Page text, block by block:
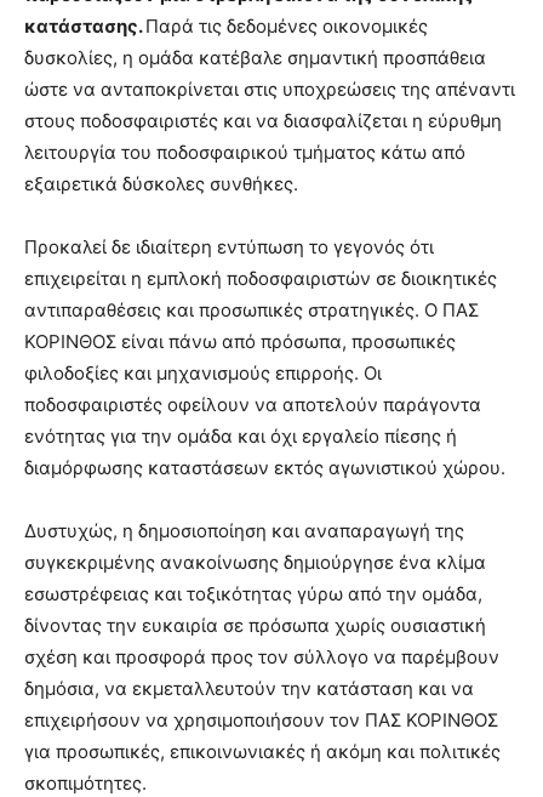
κατάστασης.Παρά τις δεδομένες οικονομικές
δυσκολίες, η ομάδα κατέβαλε σημαντική προσπάθεια
ώστε να ανταποκρίνεται στις υποχρεώσεις της απέναντι
στους ποδοσφαιριστές και να διασφαλίζεται η εύρυθμη
λειτουργία του ποδοσφαιρικού τμήματος κάτω από
εξαιρετικά δύσκολες συνθήκες.
Προκαλεί δε ιδιαίτερη εντύπωση το γεγονός ότι
επιχειρείται η εμπλοκή ποδοσφαιριστών σε διοικητικές
αντιπαραθέσεις και προσωπικές στρατηγικές. Ο ΠΑΣ
ΚΟΡΙΝΘΟΣ είναι πάνω από πρόσωπα, προσωπικές
φιλοδοξίες και μηχανισμούς επιρροής. Οι
ποδοσφαιριστές οφείλουν να αποτελούν παράγοντα
ενότητας για την ομάδα και όχι εργαλείο πίεσης ή
διαμόρφωσης καταστάσεων εκτός αγωνιστικού χώρου.
Δυστυχώς, η δημοσιοποίηση και αναπαραγωγή της
συγκεκριμένης ανακοίνωσης δημιούργησε ένα κλίμα
εσωστρέφειας και τοξικότητας γύρω από την ομάδα,
δίνοντας την ευκαιρία σε πρόσωπα χωρίς ουσιαστική
σχέση και προσφορά προς τον σύλλογο να παρέμβουν
δημόσια, να εκμεταλλευτούν την κατάσταση και να
επιχειρήσουν να χρησιμοποιήσουν τον ΠΑΣ ΚΟΡΙΝΘΟΣ
για προσωπικές, επικοινωνιακές ή ακόμη και πολιτικές
σκοπιμότητες.